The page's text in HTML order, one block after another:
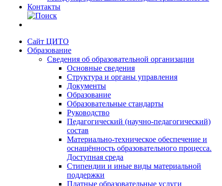
Контакты
Сайт ЦИТО
Образование
Сведения об образовательной организации
Основные сведения
Структура и органы управления
Документы
Образование
Образовательные стандарты
Руководство
Педагогический (научно-педагогический)
состав
Материально-техническое обеспечение и
оснащённость образовательного процесса.
Доступная среда
Стипендии и иные виды материальной
поддержки
Платные образовательные услуги